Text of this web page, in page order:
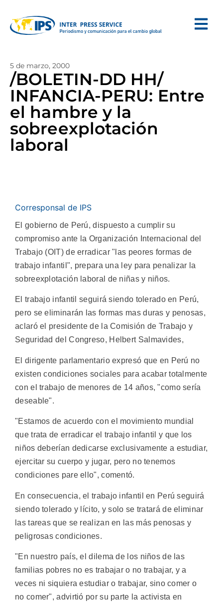
5 de marzo, 2000
/BOLETIN-DD HH/
INFANCIA-PERU: Entre
el hambre y la
sobreexplotación
laboral
Corresponsal de IPS
El gobierno de Perú, dispuesto a cumplir su
compromiso ante la Organización Internacional del
Trabajo (OIT) de erradicar "las peores formas de
trabajo infantil", prepara una ley para penalizar la
sobreexplotación laboral de niñas y niños.
El trabajo infantil seguirá siendo tolerado en Perú,
pero se eliminarán las formas mas duras y penosas,
aclaró el presidente de la Comisión de Trabajo y
Seguridad del Congreso, Helbert Salmavides,
El dirigente parlamentario expresó que en Perú no
existen condiciones sociales para acabar totalmente
con el trabajo de menores de 14 años, "como sería
deseable".
"Estamos de acuerdo con el movimiento mundial
que trata de erradicar el trabajo infantil y que los
niños deberían dedicarse exclusivamente a estudiar,
ejercitar su cuerpo y jugar, pero no tenemos
condiciones pare ello", comentó.
En consecuencia, el trabajo infantil en Perú seguirá
siendo tolerado y lícito, y solo se tratará de eliminar
las tareas que se realizan en las más penosas y
peligrosas condiciones.
"En nuestro país, el dilema de los niños de las
familias pobres no es trabajar o no trabajar, y a
veces ni siquiera estudiar o trabajar, sino comer o
no comer", advirtió por su parte la activista en